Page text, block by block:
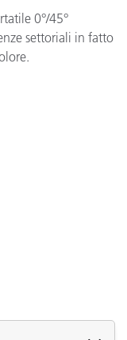
0°/45°
settoriali in fatto